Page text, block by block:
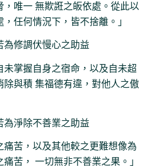
，唯一 無欺誑之皈依處。從此以
任何情況下，皆不捨離。」
調伏慢心之助益
未掌握自身之宿命，以及自未超
除與積 集福德有違，對他人之傲
除不善業之助益
痛苦，以及其他較之更難想像為
苦， 一切無非不善業之果。」